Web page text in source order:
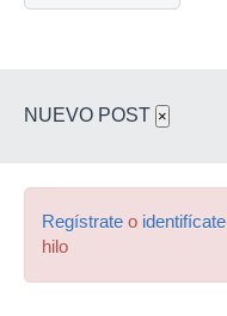
NUEVO POST ×
Regístrate o identifícate
hilo